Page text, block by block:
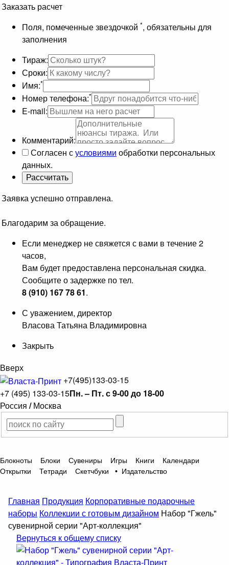
Заказать расчет
Поля, помеченные звездочкой *, обязательны для
заполнения
Тираж:
Сроки:
Имя:*
Номер телефона:*
E-mail:
Комментарий:
Согласен сусловиями обработки персональных
данных.
Заявка успешно отправлена.
Благодарим за обращение.
Если менеджер не свяжется с вами в течение 2
часов,
Вам будет предоставлена персональная скидка.
Сообщите о задержке по тел.
8 (910) 167 78 61.
С уважением, директор
Власова Татьяна Владимировна
Закрыть
Вверх
+7(495)133-03-15
+7 (495) 133-03-15Пн. – Пт. с 9-00 до 18-00
Россия / Москва
Блокноты Блоки Сувениры Игры Книги
Календари
Открытки
Тетради Скетчбуки • Издательство
Главная Продукция Корпоративные подарочные
наборы Коллекции с готовым дизайном Набор "Гжель"
сувенирной серии "Арт-коллекция"
Вернуться к общему списку